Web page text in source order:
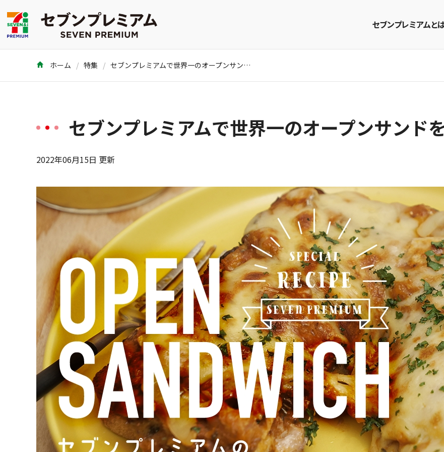
セブンプレミアムと
ホーム 特集 セブンプレミアムで世界一のオープンサンドを作ろう！
セブンプレミアムで世界一のオープンサンド
2022年06月15日 更新